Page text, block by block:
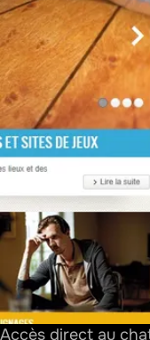
Accès direct au